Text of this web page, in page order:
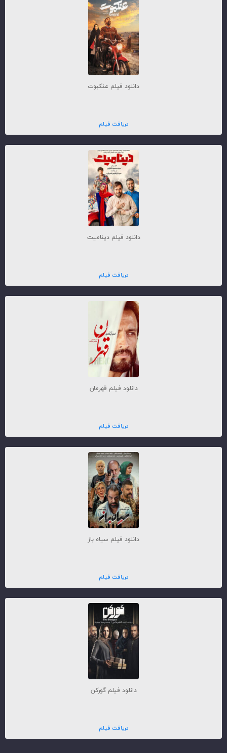
دانلود فیلم عنکبوت
دریافت فیلم
دانلود فیلم دینامیت
دریافت فیلم
دانلود فیلم قهرمان
دریافت فیلم
دانلود فیلم سیاه باز
دریافت فیلم
دانلود فیلم گورکن
دریافت فیلم